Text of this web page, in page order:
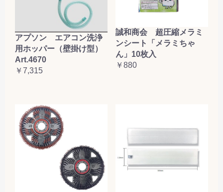
アプソン エアコン洗浄
用ホッパー（壁掛け型）
Art.4670
￥7,315
誠和商会 超圧縮メラミ
ンシート「メラミちゃ
ん」10枚入
￥880